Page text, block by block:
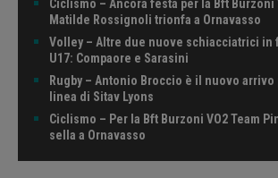
Ciclismo – Ancora festa per la Bft Burzoni
Matilde Rossignoli trionfa a Ornavasso
Volley – Altre due nuove schiacciatrici in
U17: Compaore e Sarasini
Rugby – Antonio Broccio è il nuovo arrivo
linea di Sitav Lyons
Ciclismo – Per la Bft Burzoni VO2 Team
sella a Ornavasso